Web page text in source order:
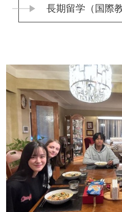
長期留学（国際